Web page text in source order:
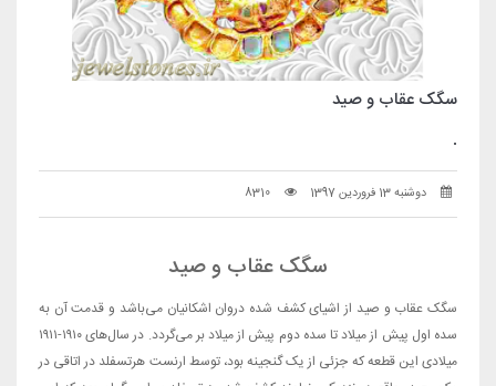
سگک عقاب و صید
.
دوشنبه 13 فروردین 1397 8310
سگک عقاب و صید
سگک عقاب و صید از اشیای کشف شده دروان اشکانیان می‌باشد و قدمت آن به
سده اول پیش از میلاد تا سده دوم پیش از میلاد بر می‌گردد. در سال‌های ۱۹۱۰-۱۹۱۱
میلادی این قطعه که جزئی از یک گنجینه بود، توسط ارنست هرتسفلد در اتاقی در